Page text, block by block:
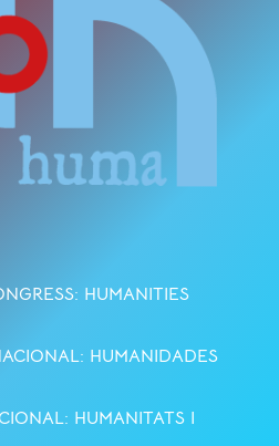
HUMANITIES
HUMANIDADES
HUMANITATS I